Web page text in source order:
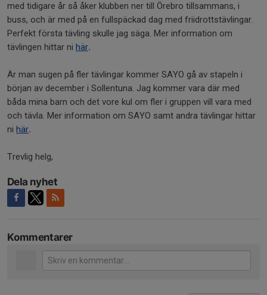
med tidigare år så åker klubben ner till Örebro tillsammans, i
buss, och är med på en fullspäckad dag med friidrottstävlingar.
Perfekt första tävling skulle jag säga. Mer information om
tävlingen hittar ni här.
Är man sugen på fler tävlingar kommer SAYO gå av stapeln i
början av december i Sollentuna. Jag kommer vara där med
båda mina barn och det vore kul om fler i gruppen vill vara med
och tävla. Mer information om SAYO samt andra tävlingar hittar
ni här.
Trevlig helg,
Dela nyhet
Kommentarer